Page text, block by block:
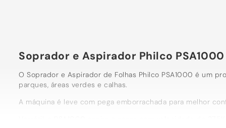
Soprador e Aspirador Philco
O Soprador e Aspirador de Folhas Philco PSA1000 é um
parques, áreas verdes e calhas.
A máquina é leve com pega emborrachada para melhor